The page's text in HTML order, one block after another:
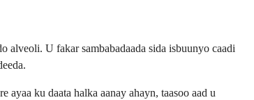
alveoli. U fakar sambabadaada sida isbuunyo caadi
ku daata halka aanay ahayn, taasoo aad u